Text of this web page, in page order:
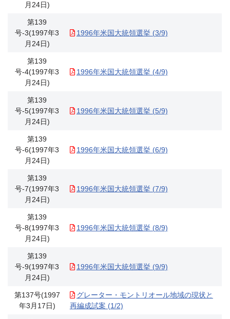
月24日)
第139
号-3(1997年3
月24日)
1996年米国大統領選挙 (3/9)
第139
号-4(1997年3
月24日)
1996年米国大統領選挙 (4/9)
第139
号-5(1997年3
月24日)
1996年米国大統領選挙 (5/9)
第139
号-6(1997年3
月24日)
1996年米国大統領選挙 (6/9)
第139
号-7(1997年3
月24日)
1996年米国大統領選挙 (7/9)
第139
号-8(1997年3
月24日)
1996年米国大統領選挙 (8/9)
第139
号-9(1997年3
月24日)
1996年米国大統領選挙 (9/9)
第137号(1997
年3月17日)
グレーター・モントリオール地域の現状と
再編成試案 (1/2)